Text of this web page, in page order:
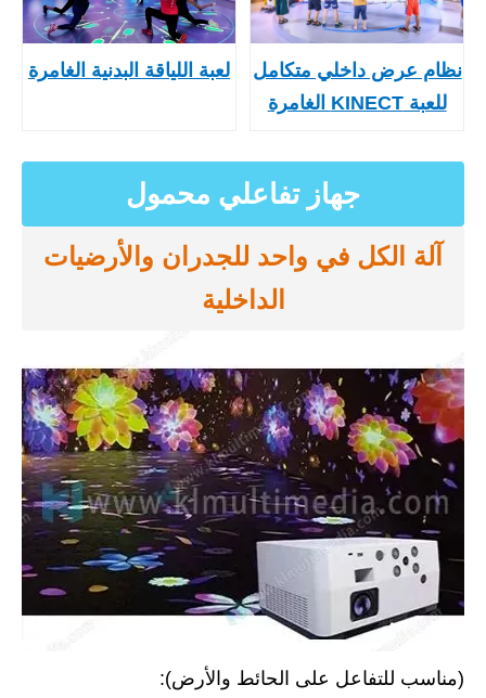
نظام عرض داخلي متكامل
للعبة KINECT الغامرة
لعبة اللياقة البدنية الغامرة
جهاز تفاعلي محمول
آلة الكل في واحد للجدران والأرضيات
الداخلية
(مناسب للتفاعل على الحائط والأرض):